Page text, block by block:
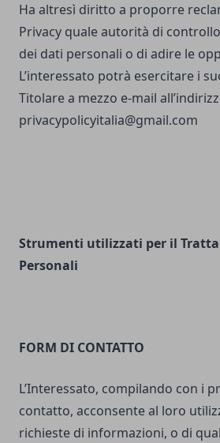
Ha altresì diritto a proporre
Privacy quale autorità di
dei dati personali o di adire le
L’interessato potrà esercitare i
Titolare a mezzo e-mail
privacypolicyitalia@gmail.com
Strumenti utilizzati per il
Personali
FORM DI CONTATTO
L’Interessato, compilando con i
contatto, acconsente al loro
richieste di informazioni, o di